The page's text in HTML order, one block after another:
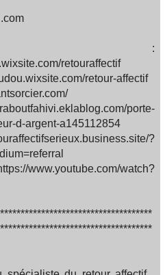
:
retouraffectif
retour-affectif
porte-
d-argent-a145112854
?
watch?